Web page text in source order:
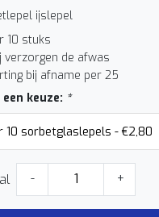
ijslepel
10 stuks
verzorgen de afwas
bij afname per 25
een keuze: *
- +